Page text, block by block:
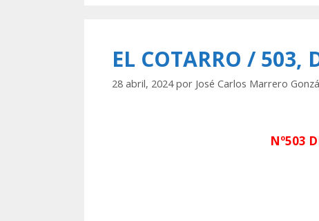
EL COTARRO /
28 abril, 2024 por José Carlos Marrero
Nº503